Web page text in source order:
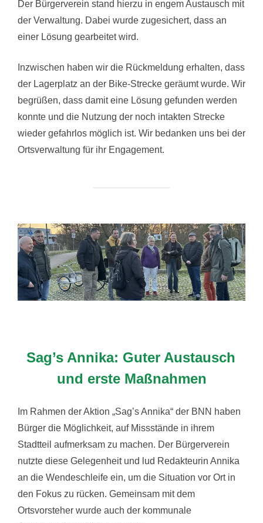
Der Bürgerverein stand hierzu in engem Austausch mit
der Verwaltung. Dabei wurde zugesichert, dass an
einer Lösung gearbeitet wird.
Inzwischen haben wir die Rückmeldung erhalten, dass
der Lagerplatz an der Bike-Strecke geräumt wurde. Wir
begrüßen, dass damit eine Lösung gefunden werden
konnte und die Nutzung der noch intakten Strecke
wieder gefahrlos möglich ist. Wir bedanken uns bei der
Ortsverwaltung für ihr Engagement.
Sag’s Annika: Guter Austausch
und erste Maßnahmen
Im Rahmen der Aktion „Sag’s Annika“ der BNN haben
Bürger die Möglichkeit, auf Missstände in ihrem
Stadtteil aufmerksam zu machen. Der Bürgerverein
nutzte diese Gelegenheit und lud Redakteurin Annika
an die Wendeschleife ein, um die Situation vor Ort in
den Fokus zu rücken. Gemeinsam mit dem
Ortsvorsteher wurde auch der kommunale